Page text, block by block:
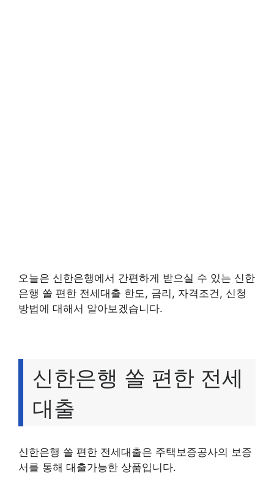
오늘은 신한은행에서 간편하게 받으실 수 있는 신한
은행 쏠 편한 전세대출 한도, 금리, 자격조건, 신청
방법에 대해서 알아보겠습니다.
신한은행 쏠 편한 전세
대출
신한은행 쏠 편한 전세대출은 주택보증공사의 보증
서를 통해 대출가능한 상품입니다.